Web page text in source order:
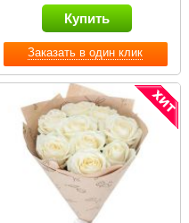
Заказать в один клик
Купить